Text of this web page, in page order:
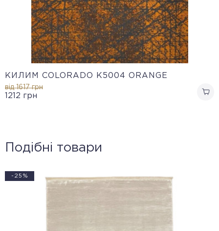
КИЛИМ COLORADO K5004 ORANGE
від 1617грн
1212 грн
Подібні товари
-25%